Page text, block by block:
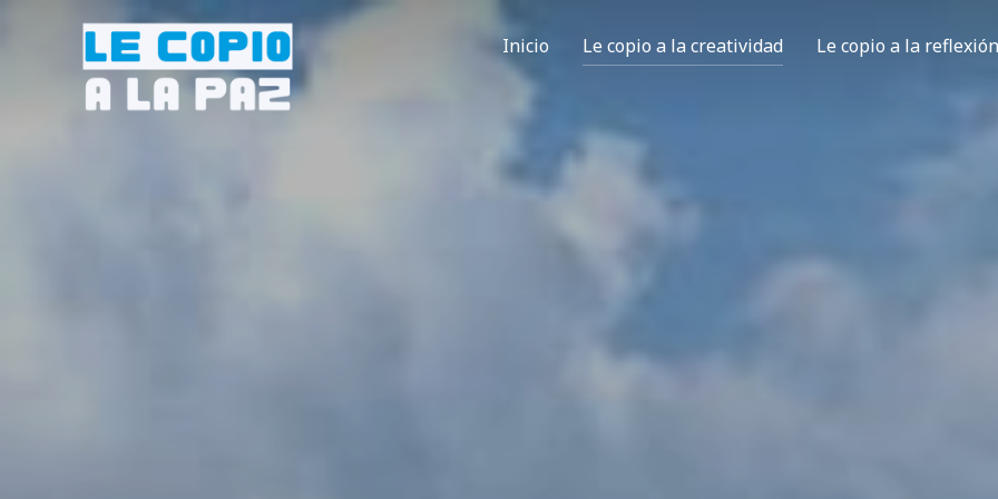
Inicio Le copio a la creatividad Le copio a la reflexión